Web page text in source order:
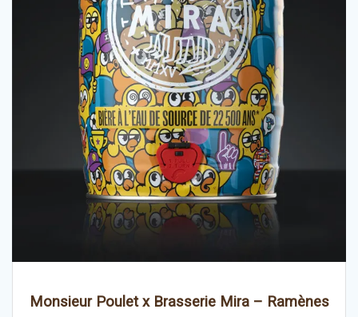
Monsieur Poulet x Brasserie Mira – Ramènes